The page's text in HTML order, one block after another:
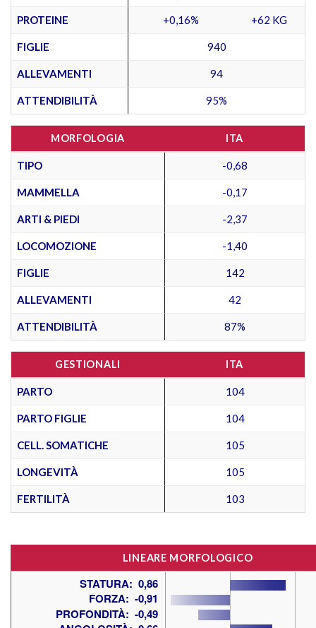
PROTEINE +0,16% +62 KG
FIGLIE 940
ALLEVAMENTI 94
ATTENDIBILITÀ 95%
MORFOLOGIA ITA
TIPO -0,68
MAMMELLA -0,17
ARTI & PIEDI -2,37
LOCOMOZIONE -1,40
FIGLIE 142
ALLEVAMENTI 42
ATTENDIBILITÀ 87%
GESTIONALI ITA
PARTO 104
PARTO FIGLIE 104
CELL. SOMATICHE 105
LONGEVITÀ 105
FERTILITÀ 103
LINEARE MORFOLOGICO